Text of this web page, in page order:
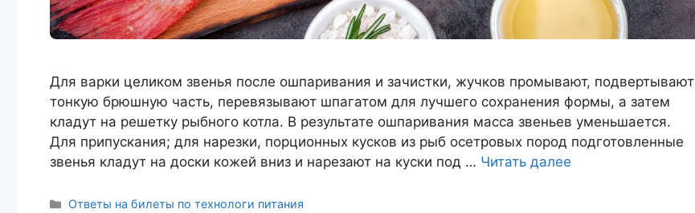
Для варки целиком звенья после ошпаривания и зачистки, жучков промывают, подвертывают
тонкую брюшную часть, перевязывают шпагатом для лучшего сохранения формы, а затем
кладут на решетку рыбного котла. В результате ошпаривания масса звеньев уменьшается.
Для припускания; для нарезки, порционных кусков из рыб осетровых пород подготовленные
звенья кладут на доски кожей вниз и нарезают на куски под … Читать далее
Рубрики
Ответы на билеты по технологи питания